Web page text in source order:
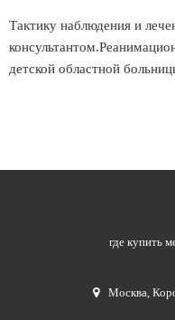
Тактику наблюдения и
детской областной
где купить
Москва,